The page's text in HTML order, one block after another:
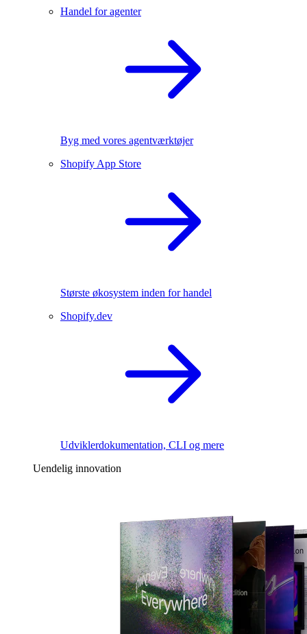
Handel for agenter
Byg med vores agentværktøjer
Shopify App Store
Største økosystem inden for handel
Shopify.dev
Udviklerdokumentation, CLI og mere
Uendelig innovation